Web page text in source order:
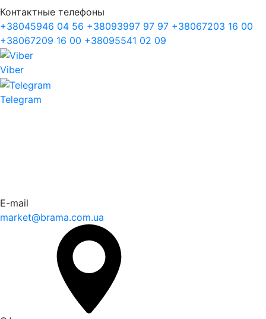
Контактные телефоны
+38045946 04 56 +38093997 97 97 +38067203 16 00
+38067209 16 00 +38095541 02 09
Viber
Telegram
E-mail
market@brama.com.ua